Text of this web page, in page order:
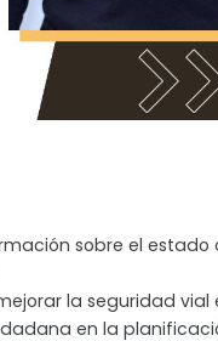
sobre el estado
la seguridad vial
en la